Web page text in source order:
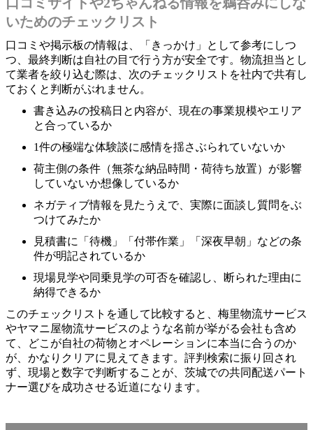
いためのチェックリスト
口コミや掲示板の情報は、「きっかけ」として参考にしつ
つ、最終判断は自社の目で行う方が安全です。物流担当とし
て業者を絞り込む際は、次のチェックリストを社内で共有し
ておくと判断がぶれません。
書き込みの投稿日と内容が、現在の事業規模やエリア
と合っているか
1件の極端な体験談に感情を揺さぶられていないか
荷主側の条件（無茶な納品時間・荷待ち放置）が影響
していないか想像しているか
ネガティブ情報を見たうえで、実際に面談し質問をぶ
つけてみたか
見積書に「待機」「付帯作業」「深夜早朝」などの条
件が明記されているか
現場見学や同乗見学の可否を確認し、断られた理由に
納得できるか
このチェックリストを通して比較すると、梅里物流サービス
やヤマニ屋物流サービスのような名前が挙がる会社も含め
て、どこが自社の荷物とオペレーションに本当に合うのか
が、かなりクリアに見えてきます。評判検索に振り回され
ず、現場と数字で判断することが、茨城での共同配送パート
ナー選びを成功させる近道になります。